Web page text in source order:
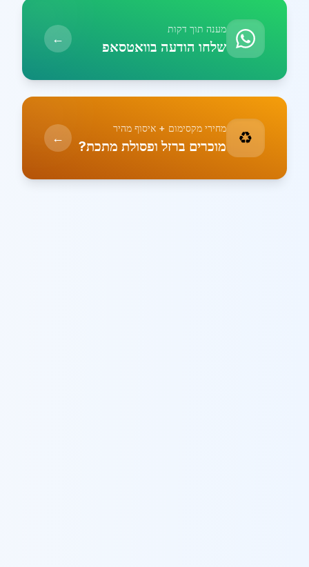
מענה תוך דקות
שלחו הודעה בוואטסאפ ←
♻️ מחירי מקסימום + איסוף מהיר
מוכרים ברזל ופסולת מתכת? ←